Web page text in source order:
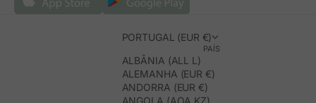
PORTUGAL (EUR €)
PAÍS
ALBÂNIA (ALL L)
ALEMANHA (EUR €)
ANDORRA (EUR €)